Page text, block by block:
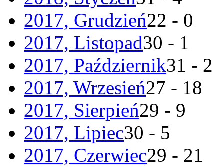
2017, Grudzień22 - 0
2017, Listopad30 - 1
2017, Październik31 - 2
2017, Wrzesień27 - 18
2017, Sierpień29 - 9
2017, Lipiec30 - 5
2017, Czerwiec29 - 21